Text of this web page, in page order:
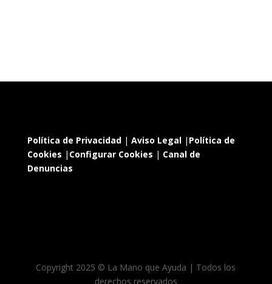
Política de Privacidad| Aviso Legal| Política de
Cookies | Configurar Cookies | Canal de
Denuncias
Copyright 2025 © La Mano que Ayuda | Todos los
derechos reservados